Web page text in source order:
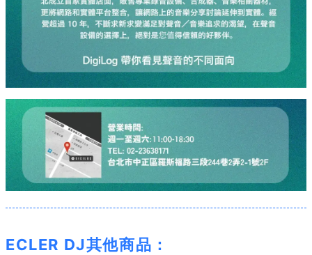
ECLER DJ其他商品：